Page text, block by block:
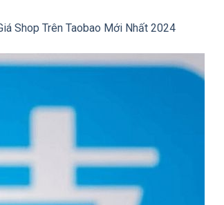
Shop Trên Taobao Mới Nhất 2024